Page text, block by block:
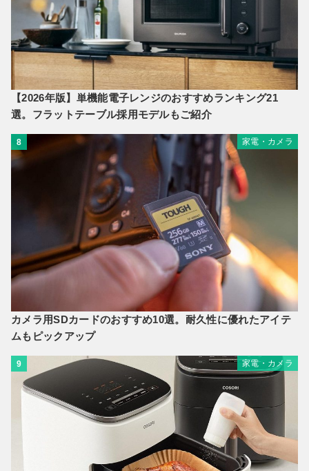
【2026年版】単機能電子レンジのおすすめランキング21
選。フラットテーブル採用モデルもご紹介
8 家電・カメラ
カメラ用SDカードのおすすめ10選。耐久性に優れたアイテ
ムもピックアップ
9 家電・カメラ